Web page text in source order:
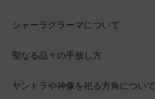
シャーラグラーマについて
聖なる品々の手放し方
ヤントラや神像を祀る方角について